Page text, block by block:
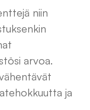
niin
arvoa.
ja